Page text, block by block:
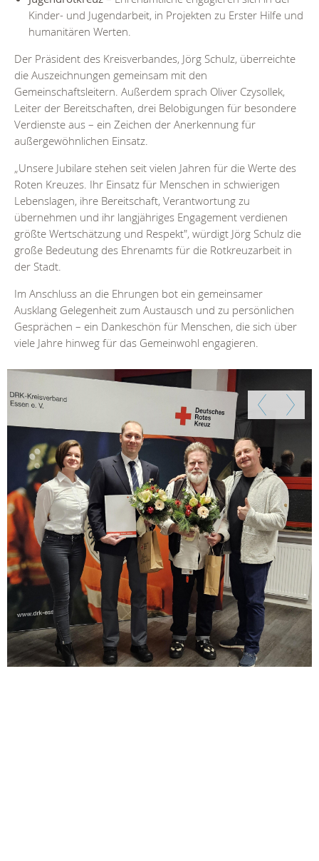
Kinder- und Jugendarbeit, in Projekten zu Erster Hilfe und
humanitären Werten.
Der Präsident des Kreisverbandes, Jörg Schulz, überreichte
die Auszeichnungen gemeinsam mit den
Gemeinschaftsleitern. Außerdem sprach Oliver Czysollek,
Leiter der Bereitschaften, drei Belobigungen für besondere
Verdienste aus – ein Zeichen der Anerkennung für
außergewöhnlichen Einsatz.
„Unsere Jubilare stehen seit vielen Jahren für die Werte des
Roten Kreuzes. Ihr Einsatz für Menschen in schwierigen
Lebenslagen, ihre Bereitschaft, Verantwortung zu
übernehmen und ihr langjähriges Engagement verdienen
größte Wertschätzung und Respekt", würdigt Jörg Schulz die
große Bedeutung des Ehrenamts für die Rotkreuzarbeit in
der Stadt.
Im Anschluss an die Ehrungen bot ein gemeinsamer
Ausklang Gelegenheit zum Austausch und zu persönlichen
Gesprächen – ein Dankeschön für Menschen, die sich über
viele Jahre hinweg für das Gemeinwohl engagieren.
Zurück Weiter